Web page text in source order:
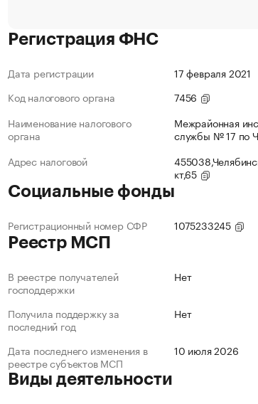
Регистрация ФНС
Дата регистрации
17 февраля 2021
Код налогового органа
7456
Наименование налогового
органа
Межрайонная
службы № 17 по
Адрес налоговой
кт,65
Социальные фонды
Регистрационный номер СФР 1075233245
Реестр МСП
В реестре получателей
господдержки
Нет
Получила поддержку за
последний год
Нет
Дата последнего изменения в
реестре субъектов МСП
10 июля 2026
Виды деятельности